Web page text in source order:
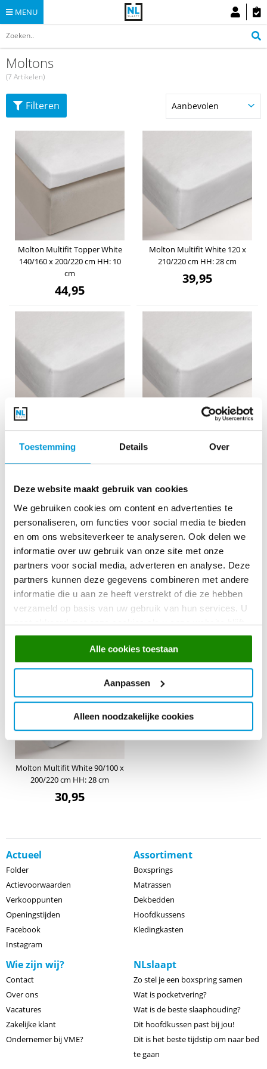
Toestemming Details Over
Deze website maakt gebruik van cookies
We gebruiken cookies om content en advertenties te
personaliseren, om functies voor social media te bieden
en om ons websiteverkeer te analyseren. Ook delen we
informatie over uw gebruik van onze site met onze
partners voor social media, adverteren en analyse. Deze
partners kunnen deze gegevens combineren met andere
informatie die u aan ze heeft verstrekt of die ze hebben
verzameld op basis van uw gebruik van hun services. U
gaat akkoord met onze cookies als u onze website blijft
gebruiken.
Alle cookies toestaan
Aanpassen
Alleen noodzakelijke cookies
MENU
Moltons
(7 Artikelen)
Filteren
Molton Multifit Topper White
140/160 x 200/220 cm HH: 10
cm
44,95
Molton Multifit White 120 x
210/220 cm HH: 28 cm
39,95
Molton Multifit White 70/80 x
200/220 cm HH: 28 cm
22,95
Molton Multifit White 200 x
200/220 cm HH: 28 cm
Molton Multifit White 180 x
200/220 cm HH: 28 cm
54,95
Molton Multifit White 100 x
210/220 cm HH: 28 cm
36,95
Molton Multifit White 90/100 x
200/220 cm HH: 28 cm
30,95
Actueel
Folder
Actievoorwaarden
Verkooppunten
Openingstijden
Facebook
Instagram
Assortiment
Boxsprings
Matrassen
Dekbedden
Hoofdkussens
Kledingkasten
Wie zijn wij?
Contact
Over ons
Vacatures
Zakelijke klant
Ondernemer bij VME?
NLslaapt
Zo stel je een boxspring samen
Wat is pocketvering?
Wat is de beste slaaphouding?
Dit hoofdkussen past bij jou!
Dit is het beste tijdstip om naar bed
te gaan